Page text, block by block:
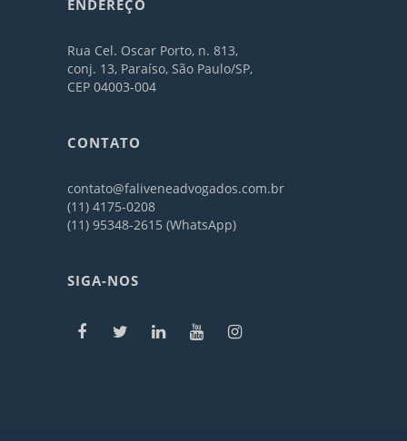
ENDEREÇO
Rua Cel. Oscar Porto, n. 813,
conj. 13, Paraíso, São Paulo/SP,
CEP 04003-004
CONTATO
contato@faliveneadvogados.com.br
(11) 4175-0208
(11) 95348-2615 (WhatsApp)
SIGA-NOS